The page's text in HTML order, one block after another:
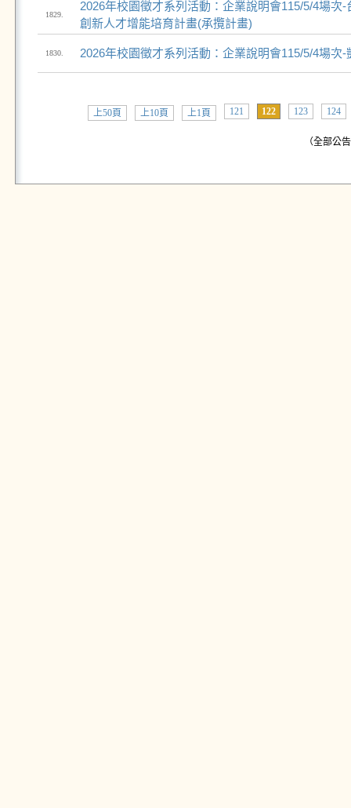
1829.
2026年校園徵才系列活動：企業說明會115/5/4場次
創新人才增能培育計畫(承攬計畫)
1830. 2026年校園徵才系列活動：企業說明會115/5/4場次
上50頁 上10頁 上1頁 121 122 123 124
（全部公